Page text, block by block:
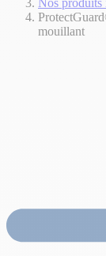
Nos produits
mouillant